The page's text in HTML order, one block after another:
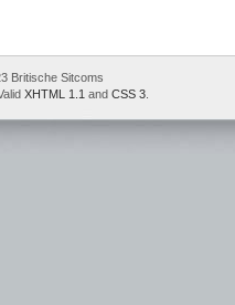
Britische Sitcoms
XHTML 1.1 and CSS 3